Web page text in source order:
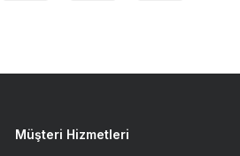
Müşteri Hizmetleri